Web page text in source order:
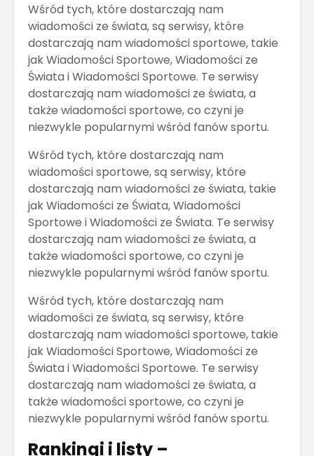
Wśród tych, które dostarczają nam
wiadomości ze świata, są serwisy, które
dostarczają nam wiadomości sportowe, takie
jak Wiadomości Sportowe, Wiadomości ze
Świata i Wiadomości Sportowe. Te serwisy
dostarczają nam wiadomości ze świata, a
także wiadomości sportowe, co czyni je
niezwykle popularnymi wśród fanów sportu.
Wśród tych, które dostarczają nam
wiadomości sportowe, są serwisy, które
dostarczają nam wiadomości ze świata, takie
jak Wiadomości ze Świata, Wiadomości
Sportowe i Wiadomości ze Świata. Te serwisy
dostarczają nam wiadomości ze świata, a
także wiadomości sportowe, co czyni je
niezwykle popularnymi wśród fanów sportu.
Wśród tych, które dostarczają nam
wiadomości ze świata, są serwisy, które
dostarczają nam wiadomości sportowe, takie
jak Wiadomości Sportowe, Wiadomości ze
Świata i Wiadomości Sportowe. Te serwisy
dostarczają nam wiadomości ze świata, a
także wiadomości sportowe, co czyni je
niezwykle popularnymi wśród fanów sportu.
Rankingi i listy –